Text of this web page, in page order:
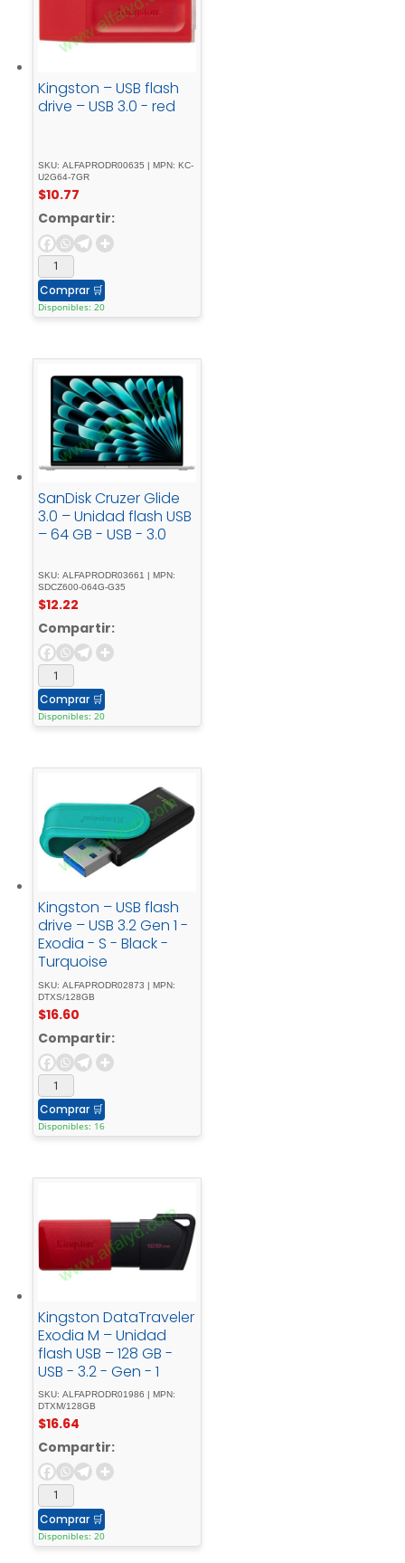
Kingston – USB flash
drive – USB 3.0 - red
SKU: ALFAPRODR00635 | MPN: KC-
U2G64-7GR
$10.77
Compartir:
Comprar 🛒
Disponibles: 20
SanDisk Cruzer Glide
3.0 – Unidad flash USB
– 64 GB - USB - 3.0
SKU: ALFAPRODR03661 | MPN:
SDCZ600-064G-G35
$12.22
Compartir:
Comprar 🛒
Disponibles: 20
Kingston – USB flash
drive – USB 3.2 Gen 1 -
Exodia - S - Black -
Turquoise
SKU: ALFAPRODR02873 | MPN:
DTXS/128GB
$16.60
Compartir:
Comprar 🛒
Disponibles: 16
Kingston DataTraveler
Exodia M – Unidad
flash USB – 128 GB -
USB - 3.2 - Gen - 1
SKU: ALFAPRODR01986 | MPN:
DTXM/128GB
$16.64
Compartir:
Comprar 🛒
Disponibles: 20